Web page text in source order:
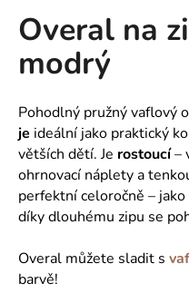
produktu
je
z
hvězdiček.
Overal na
modrý
Pohodlný pružný vaflový
je ideální jako praktický
větších dětí. Je rostoucí–
ohrnovací náplety a
perfektní celoročně –
díky dlouhému zipu se
Overal můžete sladit s
barvě!
D
p
o
r
u
č
u
e
m